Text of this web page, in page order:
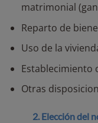
matrimonial
Reparto de
Uso de la
Establecimiento
Otras
2. Elección del